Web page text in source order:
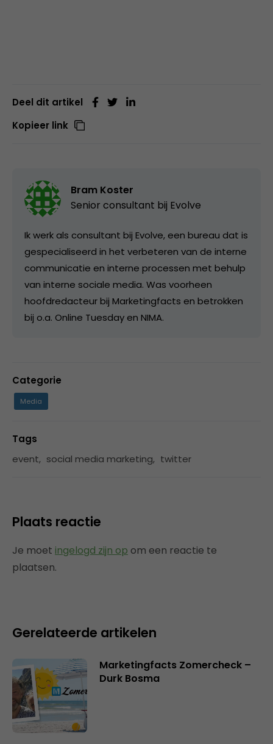
Deel dit artikel
Kopieer link
Bram Koster
Senior consultant bij Evolve
Ik werk als consultant bij Evolve, een bureau dat is
gespecialiseerd in het verbeteren van de interne
communicatie en interne processen met behulp
van interne sociale media. Was voorheen
hoofdredacteur bij Marketingfacts en betrokken
bij o.a. Online Tuesday en NIMA.
Categorie
Media
Tags
event, social media marketing, twitter
Plaats reactie
Je moet ingelogd zijn op om een reactie te
plaatsen.
Gerelateerde artikelen
Marketingfacts Zomercheck –
Durk Bosma